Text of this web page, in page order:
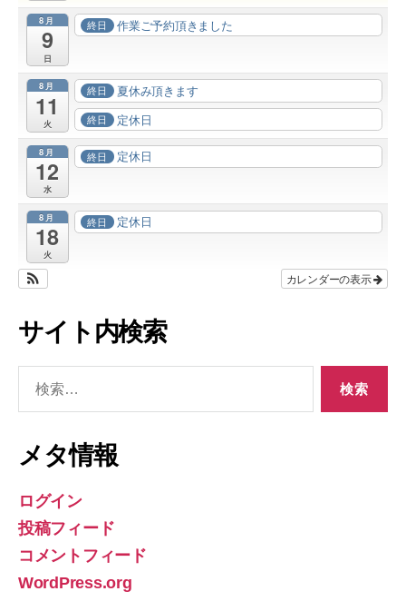
8月
9
日
終日 作業ご予約頂きました
8月
11
火
終日 夏休み頂きます
終日 定休日
8月
12
水
終日 定休日
8月
18
火
終日 定休日
カレンダーの表示
サイト内検索
メタ情報
ログイン
投稿フィード
コメントフィード
WordPress.org